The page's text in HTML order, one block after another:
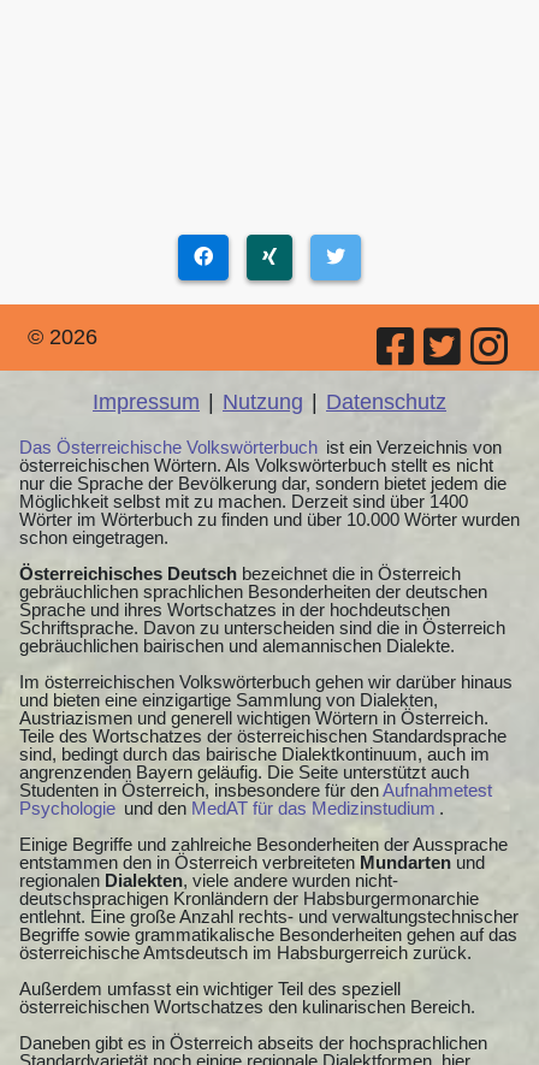
© 2026
Impressum | Nutzung | Datenschutz
Das Österreichische Volkswörterbuch ist ein Verzeichnis von
österreichischen Wörtern. Als Volkswörterbuch stellt es nicht
nur die Sprache der Bevölkerung dar, sondern bietet jedem die
Möglichkeit selbst mit zu machen. Derzeit sind über 1400
Wörter im Wörterbuch zu finden und über 10.000 Wörter wurden
schon eingetragen.
Österreichisches Deutsch bezeichnet die in Österreich
gebräuchlichen sprachlichen Besonderheiten der deutschen
Sprache und ihres Wortschatzes in der hochdeutschen
Schriftsprache. Davon zu unterscheiden sind die in Österreich
gebräuchlichen bairischen und alemannischen Dialekte.
Im österreichischen Volkswörterbuch gehen wir darüber hinaus
und bieten eine einzigartige Sammlung von Dialekten,
Austriazismen und generell wichtigen Wörtern in Österreich.
Teile des Wortschatzes der österreichischen Standardsprache
sind, bedingt durch das bairische Dialektkontinuum, auch im
angrenzenden Bayern geläufig. Die Seite unterstützt auch
Studenten in Österreich, insbesondere für denAufnahmetest
Psychologie und den MedAT für das Medizinstudium .
Einige Begriffe und zahlreiche Besonderheiten der Aussprache
entstammen den in Österreich verbreiteten Mundarten und
regionalen Dialekten, viele andere wurden nicht-
deutschsprachigen Kronländern der Habsburgermonarchie
entlehnt. Eine große Anzahl rechts- und verwaltungstechnischer
Begriffe sowie grammatikalische Besonderheiten gehen auf das
österreichische Amtsdeutsch im Habsburgerreich zurück.
Außerdem umfasst ein wichtiger Teil des speziell
österreichischen Wortschatzes den kulinarischen Bereich.
Daneben gibt es in Österreich abseits der hochsprachlichen
Standardvarietät noch einige regionale Dialektformen, hier